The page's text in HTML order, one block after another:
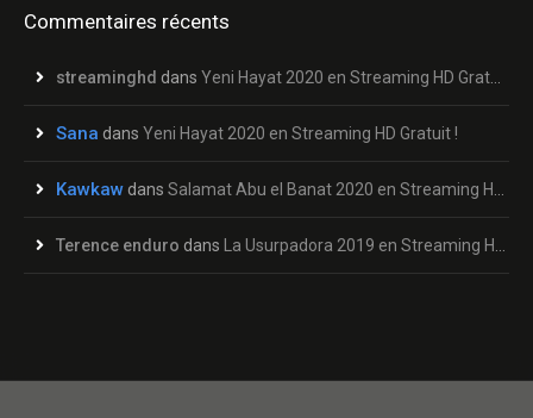
Commentaires récents
streaminghd dans Yeni Hayat 2020 en Streaming HD Gratuit !
Sana dans Yeni Hayat 2020 en Streaming HD Gratuit !
Kawkaw dans Salamat Abu el Banat 2020 en Streaming HD Gratuit !
Terence enduro dans La Usurpadora 2019 en Streaming HD Gratuit !